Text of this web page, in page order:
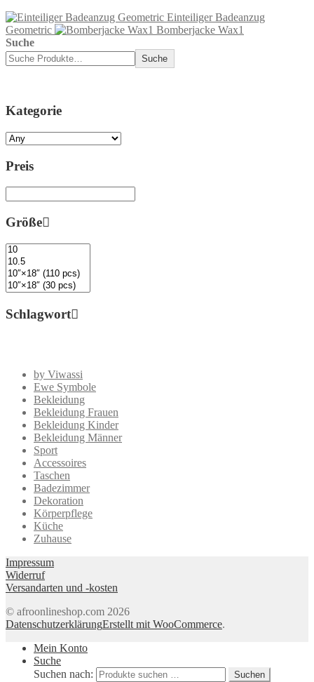
Einteiliger Badeanzug
Geometric
Bomberjacke Wax1
Suche
Suche
Kategorie
Preis
Größe
Schlagwort
by Viwassi
Ewe Symbole
Bekleidung
Bekleidung Frauen
Bekleidung Kinder
Bekleidung Männer
Sport
Accessoires
Taschen
Badezimmer
Dekoration
Körperpflege
Küche
Zuhause
Impressum
Widerruf
Versandarten und -kosten
© afroonlineshop.com 2026
DatenschutzerklärungErstellt mit WooCommerce.
Mein Konto
Suche
Suchen nach:
Suchen